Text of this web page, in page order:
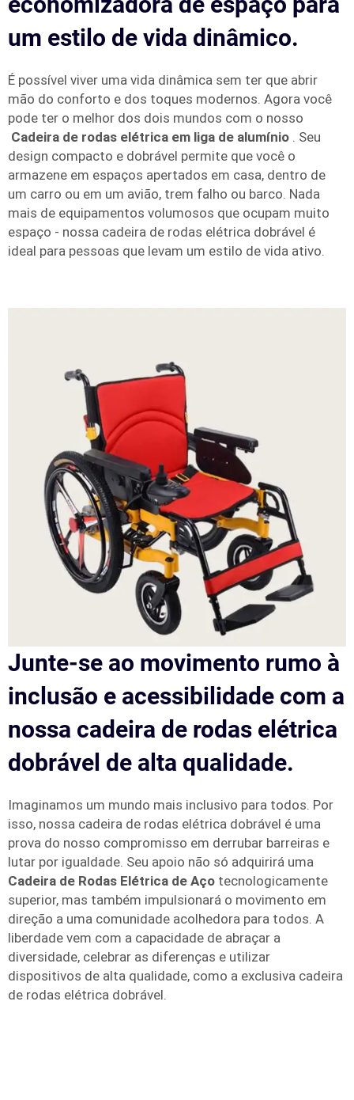
um estilo de vida dinâmico.
É possível viver uma vida dinâmica sem ter que abrir
mão do conforto e dos toques modernos. Agora você
pode ter o melhor dos dois mundos com o nosso
Cadeira de rodas elétrica em liga de alumínio . Seu
design compacto e dobrável permite que você o
armazene em espaços apertados em casa, dentro de
um carro ou em um avião, trem falho ou barco. Nada
mais de equipamentos volumosos que ocupam muito
espaço - nossa cadeira de rodas elétrica dobrável é
ideal para pessoas que levam um estilo de vida ativo.
Junte-se ao movimento rumo à
inclusão e acessibilidade com a
nossa cadeira de rodas elétrica
dobrável de alta qualidade.
Imaginamos um mundo mais inclusivo para todos. Por
isso, nossa cadeira de rodas elétrica dobrável é uma
prova do nosso compromisso em derrubar barreiras e
lutar por igualdade. Seu apoio não só adquirirá uma
Cadeira de Rodas Elétrica de Aço tecnologicamente
superior, mas também impulsionará o movimento em
direção a uma comunidade acolhedora para todos. A
liberdade vem com a capacidade de abraçar a
diversidade, celebrar as diferenças e utilizar
dispositivos de alta qualidade, como a exclusiva cadeira
de rodas elétrica dobrável.